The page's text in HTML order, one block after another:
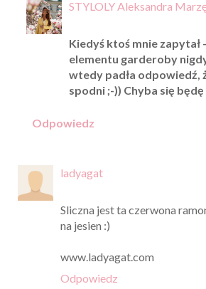
STYLOLY Aleksandra
Kiedyś ktoś mnie zapytał
elementu garderoby
wtedy padła odpowiedź,
spodni ;-)) Chyba się
Odpowiedz
ladyagat
Sliczna jest ta czerwona
na jesien :)
www.ladyagat.com
Odpowiedz